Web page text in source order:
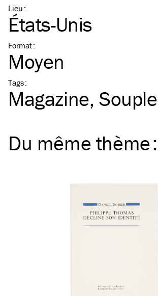
Lieu :
États-Unis
Format:
Moyen
Tags:
Magazine Souple
Du même thème: